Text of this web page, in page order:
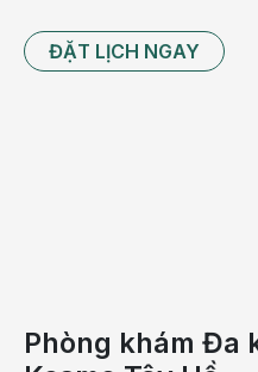
Có thể tự chăm sóc
ĐẶT LỊCH NGAY
Phòng khám Đa